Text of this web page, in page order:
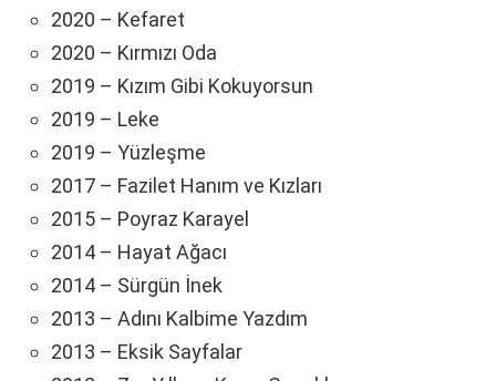
2020 – Kefaret
2020 – Kırmızı Oda
2019 – Kızım Gibi Kokuyorsun
2019 – Leke
2019 – Yüzleşme
2017 – Fazilet Hanım ve Kızları
2015 – Poyraz Karayel
2014 – Hayat Ağacı
2014 – Sürgün İnek
2013 – Adını Kalbime Yazdım
2013 – Eksik Sayfalar